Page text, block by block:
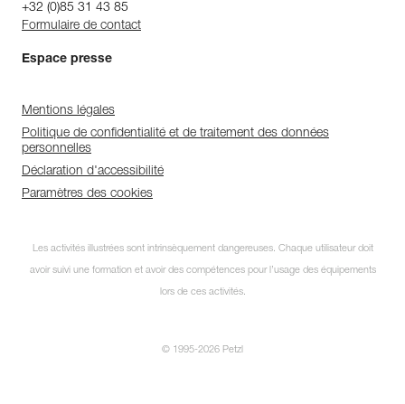
+32 (0)85 31 43 85
Formulaire de contact
Espace presse
Mentions légales
Politique de confidentialité et de traitement des données
personnelles
Déclaration d'accessibilité
Paramètres des cookies
Les activités illustrées sont intrinsèquement dangereuses. Chaque utilisateur doit
avoir suivi une formation et avoir des compétences pour l’usage des équipements
lors de ces activités.
© 1995-2026 Petzl